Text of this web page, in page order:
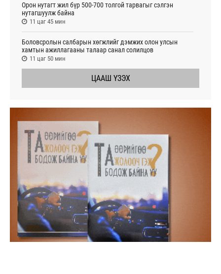
Орон нутагт жил бүр 500-700 толгой тарвагыг сэлгэн
нутагшуулж байна
11 цаг 45 мин
Боловсролын салбарын хөгжлийг дэмжих олон улсын
хамтын ажиллагааны талаар санал солилцов
11 цаг 50 мин
ЦААШ ҮЗЭХ